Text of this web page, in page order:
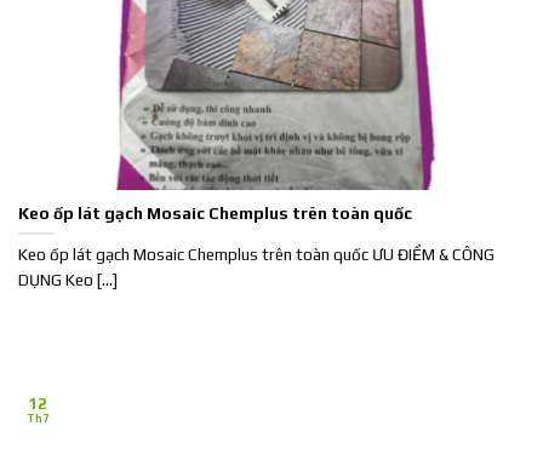
Keo ốp lát gạch Mosaic Chemplus trên toàn quốc
Keo ốp lát gạch Mosaic Chemplus trên toàn quốc ƯU ĐIỂM & CÔNG
DỤNG Keo [...]
12
Th7